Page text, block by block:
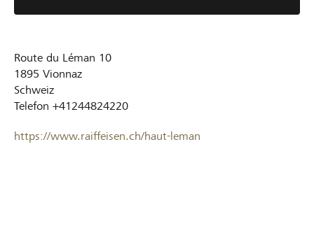
Route du Léman 10
1895 Vionnaz
Schweiz
Telefon +41244824220
https://www.raiffeisen.ch/haut-leman